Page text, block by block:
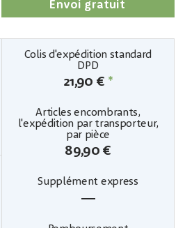
Envoi gratuit
21,90 € *
89,90 €
—